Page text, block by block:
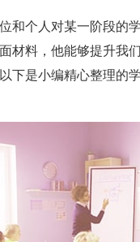
个人对某一阶段的
材料，他能够提升我
下是小编精心整理的